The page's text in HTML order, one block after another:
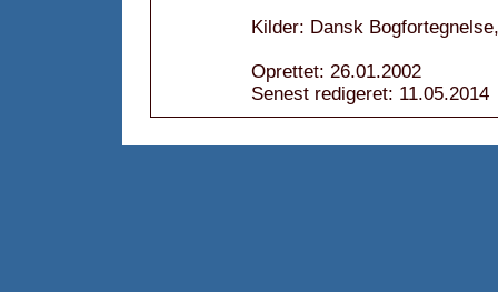
Kilder: Dansk
Oprettet: 26.01.2002
Senest redigeret: 11.05.2014